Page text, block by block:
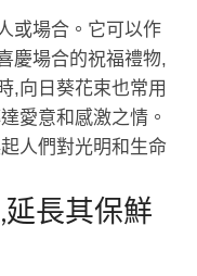
或場合。它可以作
慶場合的祝福禮物,
,向日葵花束也常用
愛意和感激之情。
人們對光明和生命
長其保鮮